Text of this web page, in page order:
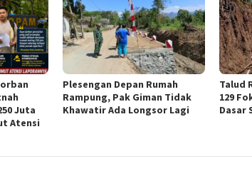
Juta
Atensi
Plesengan Depan Rumah
Rampung, Pak Giman Tidak
Khawatir Ada Longsor Lagi
Talud
129
Dasar